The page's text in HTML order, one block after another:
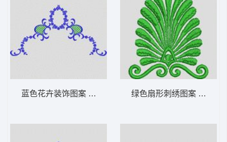
蓝色花卉装饰图案 植物花型 绿色扇形刺绣图案 植物花